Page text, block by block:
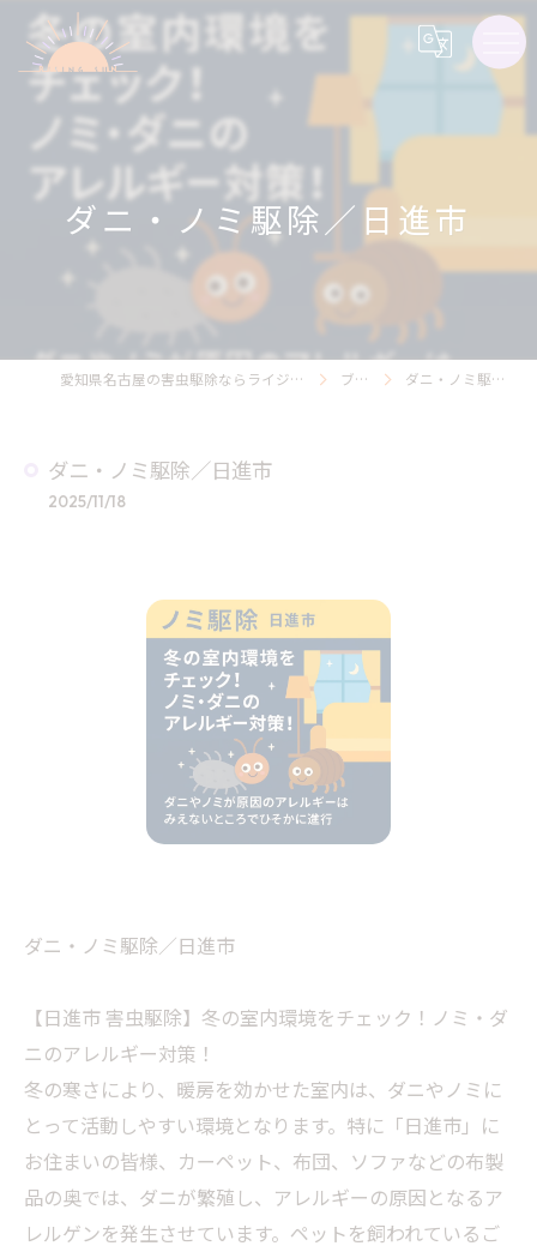
ダニ・ノミ駆除／日進市
愛知県名古屋の害虫駆除ならライジング・サン害虫駆除 ブログ ダニ・ノミ駆除／日進市
ダニ・ノミ駆除／日進市
2025/11/18
ダニ・ノミ駆除／日進市
【日進市 害虫駆除】冬の室内環境をチェック！ノミ・ダ
ニのアレルギー対策！
​冬の寒さにより、暖房を効かせた室内は、ダニやノミに
とって活動しやすい環境となります。特に「日進市」に
お住まいの皆様、カーペット、布団、ソファなどの布製
品の奥では、ダニが繁殖し、アレルギーの原因となるア
レルゲンを発生させています。ペットを飼われているご